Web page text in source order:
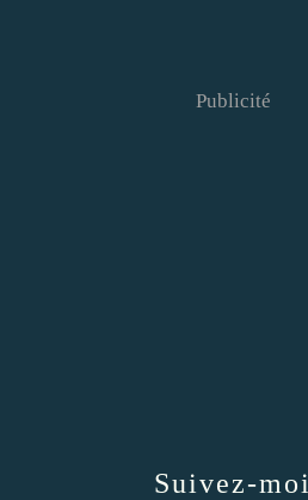
Suivez-moi
Publicité